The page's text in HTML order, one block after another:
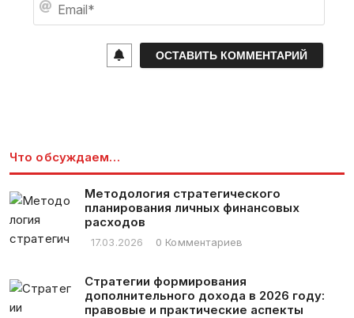
Что обсуждаем…
Методология стратегического
планирования личных финансовых
расходов
17.03.2026 0 Комментариев
Стратегии формирования
дополнительного дохода в 2026 году:
правовые и практические аспекты